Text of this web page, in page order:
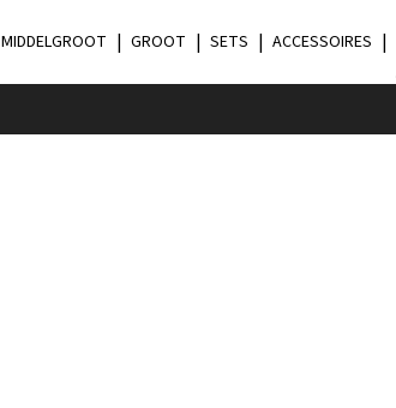
MIDDELGROOT GROOT SETS ACCESSOIRES